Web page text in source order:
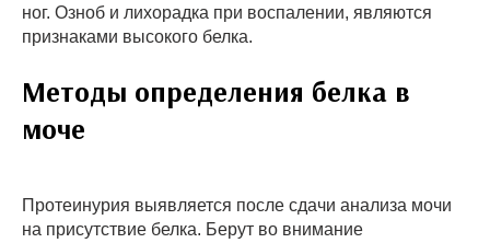
ног. Озноб и лихорадка при воспалении, являются
признаками высокого белка.
Методы определения белка в
моче
Протеинурия выявляется после сдачи анализа мочи
на присутствие белка. Берут во внимание